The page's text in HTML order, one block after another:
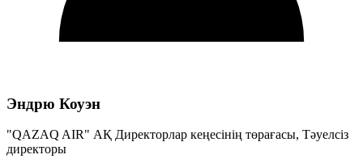
Эндрю Коуэн
"QAZAQ AIR" АҚ Директорлар кеңесінің төрағасы, Тәуелсіз
директоры